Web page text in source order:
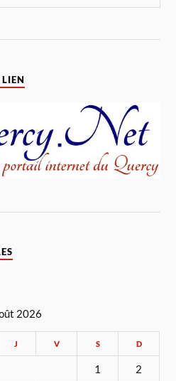
2026
J V S D
1 2